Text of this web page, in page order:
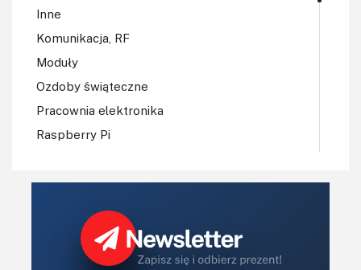
Inne
Komunikacja, RF
Moduły
Ozdoby świąteczne
Pracownia elektronika
Raspberry Pi
Robotyka
Sterowniki silników